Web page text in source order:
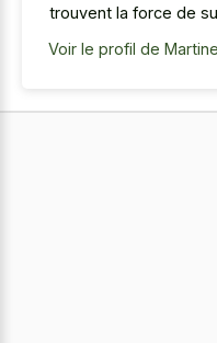
trouvent la force de
Voir le profil de Martine